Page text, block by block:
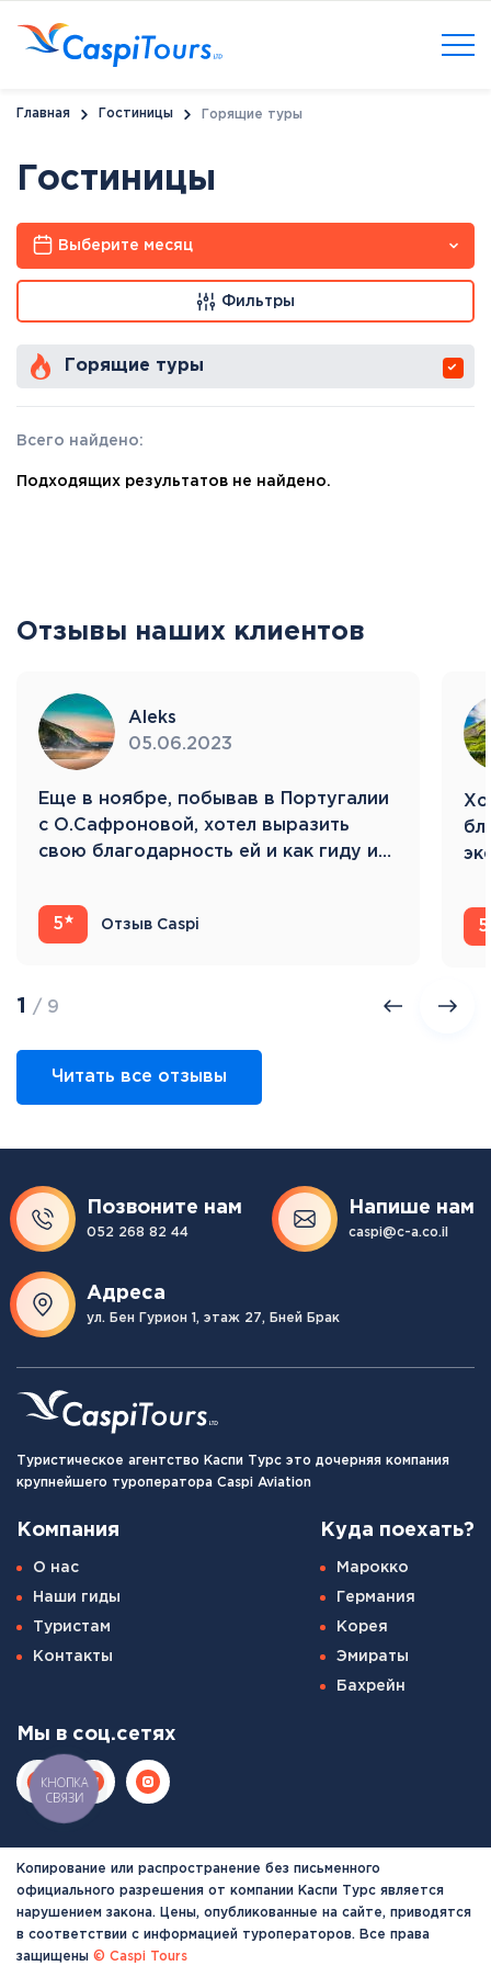
Главная Гостиницы Горящие туры
Гостиницы
Выберите месяц
Фильтры
Горящие туры
Всего найдено:
Подходящих результатов не найдено.
Отзывы наших клиентов
Aleks
05.06.2023
Eще в ноябре, побывав в Португалии
с О.Сафроновой, хотел выразить
свою благодарность ей и как гиду и…
5 Отзыв Caspi 5
1 / 9
Читать все отзывы
Позвоните нам
052 268 82 44
Напише нам
caspi@c-a.co.il
Адреса
ул. Бен Гурион 1, этаж 27, Бней Брак
Туристическое агентство Каспи Турс это дочерняя компания
крупнейшего туроператора Caspi Aviation
Компания
О нас
Наши гиды
Туристам
Контакты
Куда поехать?
Марокко
Германия
Корея
Эмираты
Бахрейн
Мы в соц.сетях
Копирование или распространение без письменного
официального разрешения от компании Каспи Турс является
нарушением закона. Цены, опубликованные на сайте, приводятся
в соответствии с информацией туроператоров. Все права
защищены © Caspi Tours
КНОПКА
СВЯЗИ